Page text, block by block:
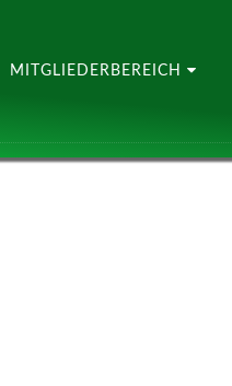
MITGLIEDERBEREICH